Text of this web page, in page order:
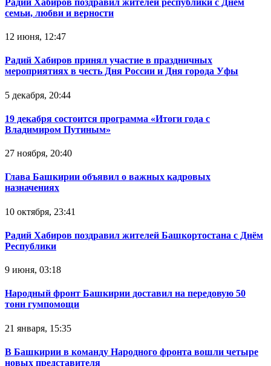
семьи, любви и верности
12 июня, 12:47
Радий Хабиров принял участие в праздничных
мероприятиях в честь Дня России и Дня города Уфы
5 декабря, 20:44
19 декабря состоится программа «Итоги года с
Владимиром Путиным»
27 ноября, 20:40
Глава Башкирии объявил о важных кадровых
назначениях
10 октября, 23:41
Радий Хабиров поздравил жителей Башкортостана с Днём
Республики
9 июня, 03:18
Народный фронт Башкирии доставил на передовую 50
тонн гумпомощи
21 января, 15:35
В Башкирии в команду Народного фронта вошли четыре
новых представителя